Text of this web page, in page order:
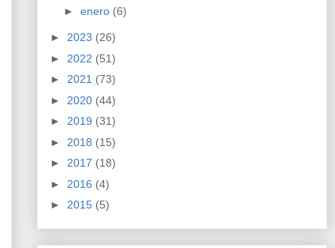
► enero (6)
► 2023 (26)
► 2022 (51)
► 2021 (73)
► 2020 (44)
► 2019 (31)
► 2018 (15)
► 2017 (18)
► 2016 (4)
► 2015 (5)